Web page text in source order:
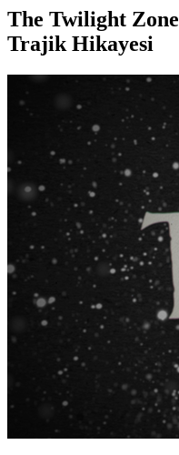
The Twilight
Trajik Hikayesi